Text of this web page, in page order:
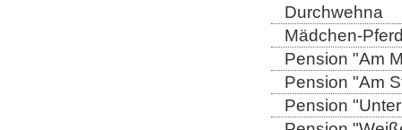
Durchwehna
Mädchen-
Pension "Am
Pension "Am
Pension